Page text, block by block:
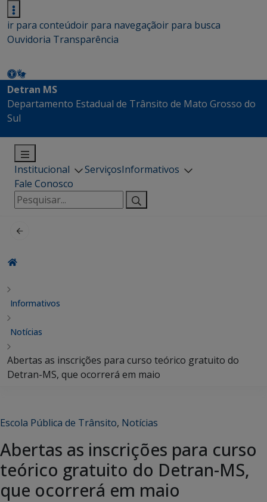
ir para conteúdoir para navegaçãoir para busca
Ouvidoria Transparência
Detran MS
Departamento Estadual de Trânsito de Mato Grosso do
Sul
Institucional ServiçosInformativos
Fale Conosco
Pesquisar
por:
Informativos
Notícias
Abertas as inscrições para curso teórico gratuito do
Detran-MS, que ocorrerá em maio
Escola Pública de Trânsito, Notícias
Abertas as inscrições para curso
teórico gratuito do Detran-MS,
que ocorrerá em maio